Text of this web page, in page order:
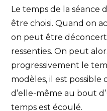
Le temps de la séance
être choisi. Quand on
on peut être
ressenties. On peut
progressivement le
modèles, il est possible
d’elle-même au bout
temps est écoulé.